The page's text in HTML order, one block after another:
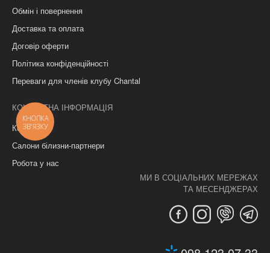
Обмін і повернення
Доставка та оплата
Договір оферти
Політика конфіденційності
Переваги для членів клубу Chantal
КОНТАКТНА ІНФОРМАЦІЯ
Контакти
Салони білизни-партнери
Робота у нас
МИ В СОЦІАЛЬНИХ МЕРЕЖАХ
ТА МЕСЕНДЖЕРАХ
КНОПКА
ЗВ'ЯЗКУ